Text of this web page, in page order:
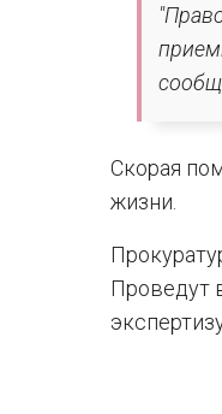
Скорая
жизни.
Проведут